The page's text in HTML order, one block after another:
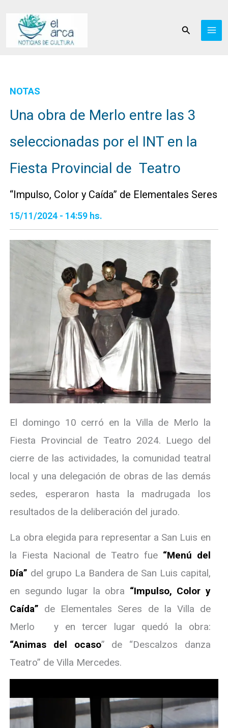
contenido
Buscar
NOTAS
Una obra de Merlo entre las 3
seleccionadas por el INT en la
Fiesta Provincial de Teatro
“Impulso, Color y Caída” de Elementales Seres
15/11/2024 - 14:59 hs.
El domingo 10 cerró en la Villa de Merlo la
Fiesta Provincial de Teatro 2024. Luego del
cierre de las actividades, la comunidad teatral
local y una delegación de obras de las demás
sedes, esperaron hasta la madrugada los
resultados de la deliberación del jurado.
La obra elegida para representar a San Luis en
la Fiesta Nacional de Teatro fue “Menú del
Día” del grupo La Bandera de San Luis capital,
en segundo lugar la obra “Impulso, Color y
Caída” de Elementales Seres de la Villa de
Merlo y en tercer lugar quedó la obra:
“Animas del ocaso” de “Descalzos danza
Teatro” de Villa Mercedes.